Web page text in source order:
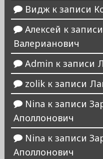
Виджк записи
Алексей к записи
Валерианович
Admin к записи
zolikк записи
Nina к записи
Аполлонович
Nina к записи
Аполлонович